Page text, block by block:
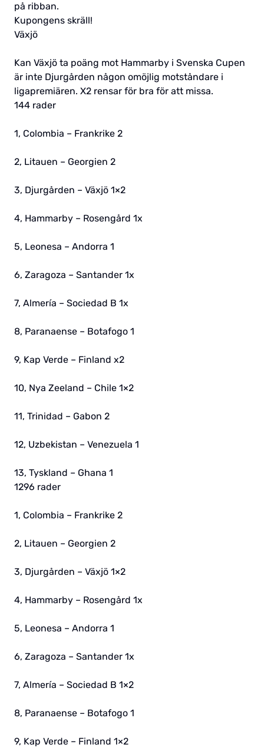
på ribban.
Kupongens skräll!
Växjö
Kan Växjö ta poäng mot Hammarby i Svenska Cupen
är inte Djurgården någon omöjlig motståndare i
ligapremiären. X2 rensar för bra för att missa.
144 rader
1, Colombia – Frankrike 2
2, Litauen – Georgien 2
3, Djurgården – Växjö 1×2
4, Hammarby – Rosengård 1x
5, Leonesa – Andorra 1
6, Zaragoza – Santander 1x
7, Almería – Sociedad B 1x
8, Paranaense – Botafogo 1
9, Kap Verde – Finland x2
10, Nya Zeeland – Chile 1×2
11, Trinidad – Gabon 2
12, Uzbekistan – Venezuela 1
13, Tyskland – Ghana 1
1296 rader
1, Colombia – Frankrike 2
2, Litauen – Georgien 2
3, Djurgården – Växjö 1×2
4, Hammarby – Rosengård 1x
5, Leonesa – Andorra 1
6, Zaragoza – Santander 1x
7, Almería – Sociedad B 1×2
8, Paranaense – Botafogo 1
9, Kap Verde – Finland 1×2